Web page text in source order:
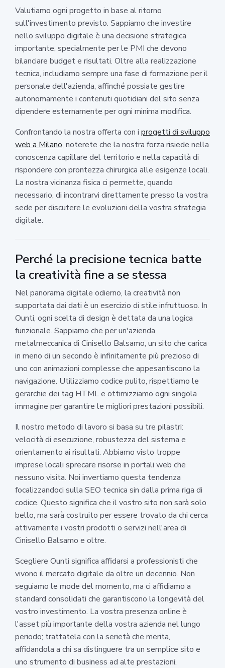
Valutiamo ogni progetto in base al ritorno
sull'investimento previsto. Sappiamo che investire
nello sviluppo digitale è una decisione strategica
importante, specialmente per le PMI che devono
bilanciare budget e risultati. Oltre alla realizzazione
tecnica, includiamo sempre una fase di formazione per il
personale dell'azienda, affinché possiate gestire
autonomamente i contenuti quotidiani del sito senza
dipendere esternamente per ogni minima modifica.
Confrontando la nostra offerta con i progetti di sviluppo
web a Milano, noterete che la nostra forza risiede nella
conoscenza capillare del territorio e nella capacità di
rispondere con prontezza chirurgica alle esigenze locali.
La nostra vicinanza fisica ci permette, quando
necessario, di incontrarvi direttamente presso la vostra
sede per discutere le evoluzioni della vostra strategia
digitale.
Perché la precisione tecnica batte
la creatività fine a se stessa
Nel panorama digitale odierno, la creatività non
supportata dai dati è un esercizio di stile infruttuoso. In
Ounti, ogni scelta di design è dettata da una logica
funzionale. Sappiamo che per un'azienda
metalmeccanica di Cinisello Balsamo, un sito che carica
in meno di un secondo è infinitamente più prezioso di
uno con animazioni complesse che appesantiscono la
navigazione. Utilizziamo codice pulito, rispettiamo le
gerarchie dei tag HTML e ottimizziamo ogni singola
immagine per garantire le migliori prestazioni possibili.
Il nostro metodo di lavoro si basa su tre pilastri:
velocità di esecuzione, robustezza del sistema e
orientamento ai risultati. Abbiamo visto troppe
imprese locali sprecare risorse in portali web che
nessuno visita. Noi invertiamo questa tendenza
focalizzandoci sulla SEO tecnica sin dalla prima riga di
codice. Questo significa che il vostro sito non sarà solo
bello, ma sarà costruito per essere trovato da chi cerca
attivamente i vostri prodotti o servizi nell'area di
Cinisello Balsamo e oltre.
Scegliere Ounti significa affidarsi a professionisti che
vivono il mercato digitale da oltre un decennio. Non
seguiamo le mode del momento, ma ci affidiamo a
standard consolidati che garantiscono la longevità del
vostro investimento. La vostra presenza online è
l'asset più importante della vostra azienda nel lungo
periodo; trattatela con la serietà che merita,
affidandola a chi sa distinguere tra un semplice sito e
uno strumento di business ad alte prestazioni.